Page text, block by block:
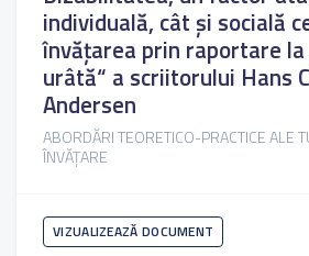
individuală, cât și socială
învățarea prin raportare la
urâtă“ a scriitorului Hans
Andersen
ABORDĂRI TEORETICO-PRACTICE ALE
ÎNVĂȚARE
VIZUALIZEAZĂ DOCUMENT